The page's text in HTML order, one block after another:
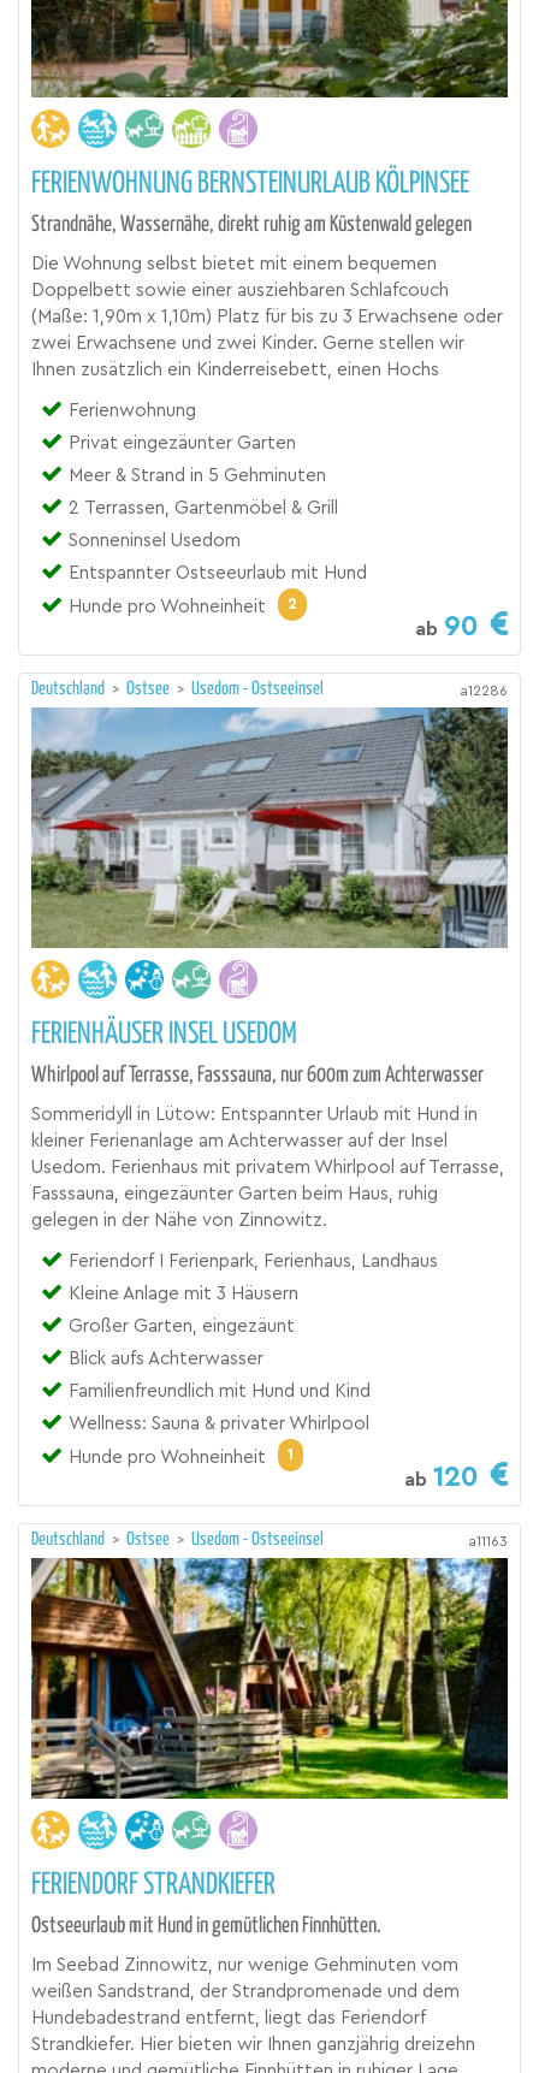
FERIENWOHNUNG BERNSTEINURLAUB KÖLPINSEE
Strandnähe, Wassernähe, direkt ruhig am Küstenwald gelegen
Die Wohnung selbst bietet mit einem bequemen
Doppelbett sowie einer ausziehbaren Schlafcouch
(Maße: 1,90m x 1,10m) Platz für bis zu 3 Erwachsene oder
zwei Erwachsene und zwei Kinder. Gerne stellen wir
Ihnen zusätzlich ein Kinderreisebett, einen Hochs
Ferienwohnung
Privat eingezäunter Garten
Meer & Strand in 5 Gehminuten
2 Terrassen, Gartenmöbel & Grill
Sonneninsel Usedom
Entspannter Ostseeurlaub mit Hund
Hunde pro Wohneinheit
2
ab 90
Deutschland > Ostsee > Usedom - Ostseeinsel a12286
FERIENHÄUSER INSEL USEDOM
Whirlpool auf Terrasse, Fasssauna, nur 600m zum Achterwasser
Sommeridyll in Lütow: Entspannter Urlaub mit Hund in
kleiner Ferienanlage am Achterwasser auf der Insel
Usedom. Ferienhaus mit privatem Whirlpool auf Terrasse,
Fasssauna, eingezäunter Garten beim Haus, ruhig
gelegen in der Nähe von Zinnowitz.
Feriendorf I Ferienpark, Ferienhaus, Landhaus
Kleine Anlage mit 3 Häusern
Großer Garten, eingezäunt
Blick aufs Achterwasser
Familienfreundlich mit Hund und Kind
Wellness: Sauna & privater Whirlpool
Hunde pro Wohneinheit
1
ab 120
Deutschland > Ostsee > Usedom - Ostseeinsel a11163
FERIENDORF STRANDKIEFER
Ostseeurlaub mit Hund in gemütlichen Finnhütten.
Im Seebad Zinnowitz, nur wenige Gehminuten vom
weißen Sandstrand, der Strandpromenade und dem
Hundebadestrand entfernt, liegt das Feriendorf
Strandkiefer. Hier bieten wir Ihnen ganzjährig dreizehn